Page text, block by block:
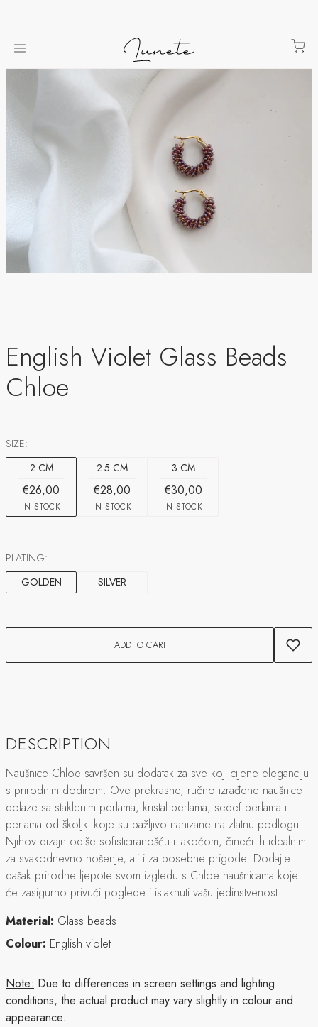
English Violet Glass Beads
Chloe
SIZE:
2 CM
€26,00
IN STOCK
2.5 CM
€28,00
IN STOCK
3 CM
€30,00
IN STOCK
PLATING:
GOLDEN
SILVER
ADD TO CART
DESCRIPTION
Naušnice Chloe savršen su dodatak za sve koji cijene eleganciju
s prirodnim dodirom. Ove prekrasne, ručno izrađene naušnice
dolaze sa staklenim perlama, kristal perlama, sedef perlama i
perlama od školjki koje su pažljivo nanizane na zlatnu podlogu.
Njihov dizajn odiše sofisticiranošću i lakoćom, čineći ih idealnim
za svakodnevno nošenje, ali i za posebne prigode. Dodajte
dašak prirodne ljepote svom izgledu s Chloe naušnicama koje
će zasigurno privući poglede i istaknuti vašu jedinstvenost.
Material: Glass beads
Colour: English violet
Note: Due to differences in screen settings and lighting
conditions, the actual product may vary slightly in colour and
appearance.